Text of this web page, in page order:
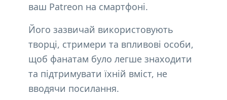
ваш Patreon на смартфоні.
Його зазвичай використовують
творці, стримери та впливові особи,
щоб фанатам було легше знаходити
та підтримувати їхній вміст, не
вводячи посилання.